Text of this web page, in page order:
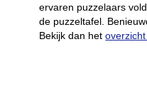
ervaren puzzelaars
de puzzeltafel.
Bekijk dan het